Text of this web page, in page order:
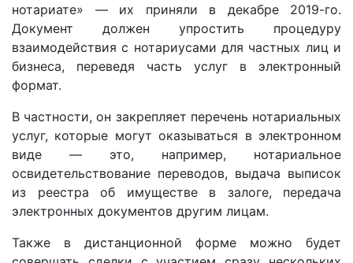
нотариате» — их приняли в декабре 2019-го.
Документ должен упростить процедуру
взаимодействия с нотариусами для частных лиц и
бизнеса, переведя часть услуг в электронный
формат.
В частности, он закрепляет перечень нотариальных
услуг, которые могут оказываться в электронном
виде — это, например, нотариальное
освидетельствование переводов, выдача выписок
из реестра об имуществе в залоге, передача
электронных документов другим лицам.
Также в дистанционной форме можно будет